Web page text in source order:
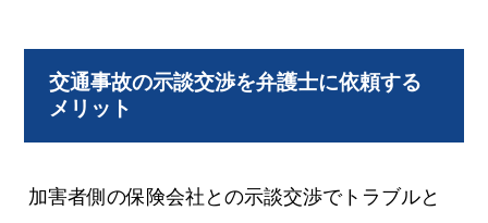
交通事故の示談交渉を弁護士に依頼する
メリット
加害者側の保険会社との示談交渉でトラブルと